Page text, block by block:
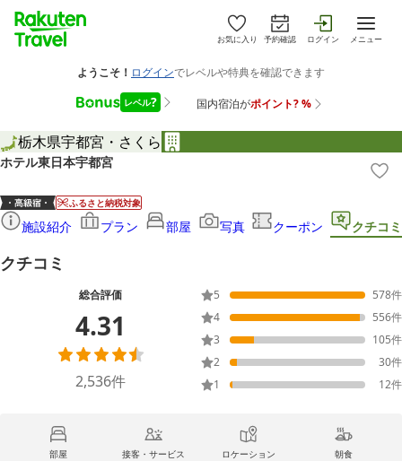
お気に入り 予約確認 ログイン メニュー
栃木県宇都宮・さくら
ホテル東日本宇都宮
ふるさと納税対象
施設紹介 プラン 部屋 写真 クーポン クチコミ
クチコミ
総合評価
4.31
2,536件
5 578件
4
556件
3
105件
2
30件
1
12件
部屋 接客・サービス ロケーション 朝食